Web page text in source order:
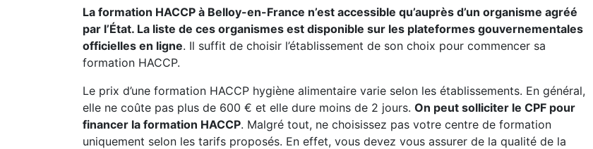
La formation HACCP à Belloy-en-France n’est accessible qu’auprès d’un organisme agréé
par l’État. La liste de ces organismes est disponible sur les plateformes gouvernementales
officielles en ligne. Il suffit de choisir l’établissement de son choix pour commencer sa
formation HACCP.
Le prix d’une formation HACCP hygiène alimentaire varie selon les établissements. En général,
elle ne coûte pas plus de 600 € et elle dure moins de 2 jours. On peut solliciter le CPF pour
financer la formation HACCP. Malgré tout, ne choisissez pas votre centre de formation
uniquement selon les tarifs proposés. En effet, vous devez vous assurer de la qualité de la